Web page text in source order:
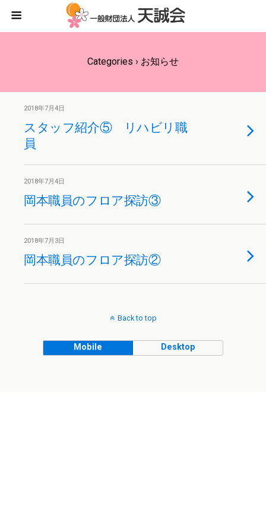
Categories › お知らせ
2018年7月4日
スタッフ紹介⑤ リハビリ職
員
2018年7月4日
岡本職員のフロア探訪③
2018年7月3日
岡本職員のフロア探訪②
Back to top
Mobile Desktop